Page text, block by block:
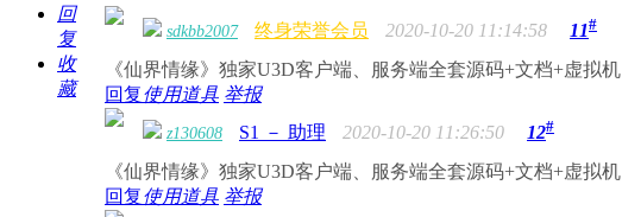
回
复
收
藏
sdkbb2007 终身荣誉会员 2020-10-20 11:14:58 11#
《仙界情缘》独家U3D客户端、服务端全套源码+文档+虚拟机
回复使用道具 举报
z130608 S1 － 助理 2020-10-20 11:26:50 12#
《仙界情缘》独家U3D客户端、服务端全套源码+文档+虚拟机
回复使用道具 举报